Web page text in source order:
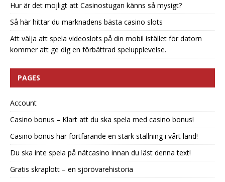
Hur är det möjligt att Casinostugan känns så mysigt?
Så här hittar du marknadens bästa casino slots
Att välja att spela videoslots på din mobil istället för datorn
kommer att ge dig en förbättrad spelupplevelse.
PAGES
Account
Casino bonus – Klart att du ska spela med casino bonus!
Casino bonus har fortfarande en stark ställning i vårt land!
Du ska inte spela på nätcasino innan du läst denna text!
Gratis skraplott – en sjörövarehistoria